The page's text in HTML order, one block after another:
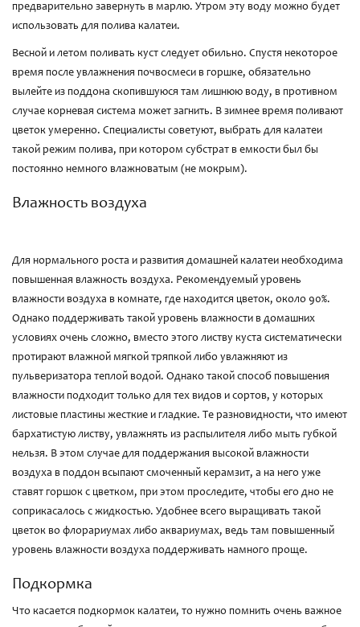
предварительно завернуть в марлю. Утром эту воду можно будет
использовать для полива калатеи.
Весной и летом поливать куст следует обильно. Спустя некоторое
время после увлажнения почвосмеси в горшке, обязательно
вылейте из поддона скопившуюся там лишнюю воду, в противном
случае корневая система может загнить. В зимнее время поливают
цветок умеренно. Специалисты советуют, выбрать для калатеи
такой режим полива, при котором субстрат в емкости был бы
постоянно немного влажноватым (не мокрым).
Влажность воздуха
Для нормального роста и развития домашней калатеи необходима
повышенная влажность воздуха. Рекомендуемый уровень
влажности воздуха в комнате, где находится цветок, около 90%.
Однако поддерживать такой уровень влажности в домашних
условиях очень сложно, вместо этого листву куста систематически
протирают влажной мягкой тряпкой либо увлажняют из
пульверизатора теплой водой. Однако такой способ повышения
влажности подходит только для тех видов и сортов, у которых
листовые пластины жесткие и гладкие. Те разновидности, что имеют
бархатистую листву, увлажнять из распылителя либо мыть губкой
нельзя. В этом случае для поддержания высокой влажности
воздуха в поддон всыпают смоченный керамзит, а на него уже
ставят горшок с цветком, при этом проследите, чтобы его дно не
соприкасалось с жидкостью. Удобнее всего выращивать такой
цветок во флорариумах либо аквариумах, ведь там повышенный
уровень влажности воздуха поддерживать намного проще.
Подкормка
Что касается подкормок калатеи, то нужно помнить очень важное